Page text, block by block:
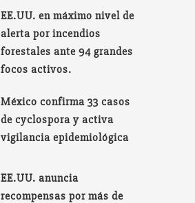
EE.UU. en máximo nivel de
alerta por incendios
forestales ante 94 grandes
focos activos.
México confirma 33 casos
de cyclospora y activa
vigilancia epidemiológica
EE.UU. anuncia
recompensas por más de